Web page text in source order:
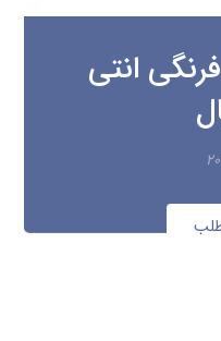
انتی